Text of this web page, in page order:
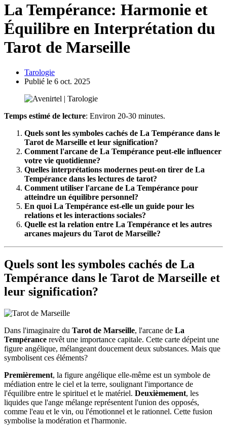
La Tempérance: Harmonie et
Équilibre en Interprétation du
Tarot de Marseille
Tarologie
Publié le 6 oct. 2025
Temps estimé de lecture: Environ 20-30 minutes.
Quels sont les symboles cachés de La Tempérance dans le
Tarot de Marseille et leur signification?
Comment l'arcane de La Tempérance peut-elle influencer
votre vie quotidienne?
Quelles interprétations modernes peut-on tirer de La
Tempérance dans les lectures de tarot?
Comment utiliser l'arcane de La Tempérance pour
atteindre un équilibre personnel?
En quoi La Tempérance est-elle un guide pour les
relations et les interactions sociales?
Quelle est la relation entre La Tempérance et les autres
arcanes majeurs du Tarot de Marseille?
Quels sont les symboles cachés de La
Tempérance dans le Tarot de Marseille et
leur signification?
Dans l'imaginaire du Tarot de Marseille, l'arcane de La
Tempérance revêt une importance capitale. Cette carte dépeint une
figure angélique, mélangeant doucement deux substances. Mais que
symbolisent ces éléments?
Premièrement, la figure angélique elle-même est un symbole de
médiation entre le ciel et la terre, soulignant l'importance de
l'équilibre entre le spirituel et le matériel. Deuxièmement, les
liquides que l'ange mélange représentent l'union des opposés,
comme l'eau et le vin, ou l'émotionnel et le rationnel. Cette fusion
symbolise la modération et l'harmonie.